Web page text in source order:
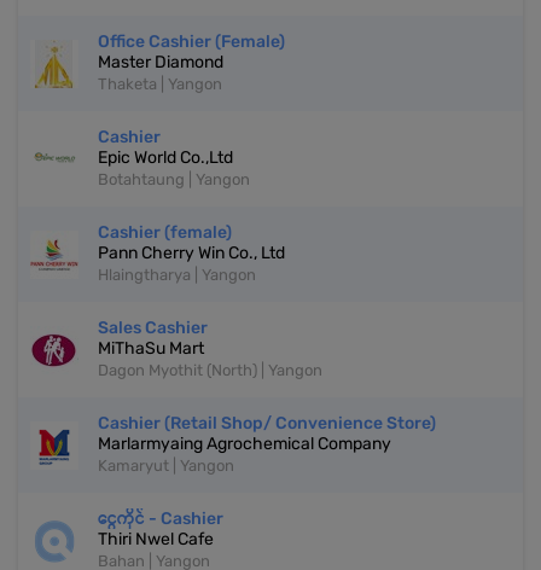
Office Cashier (Female)
Master Diamond
Thaketa | Yangon
Cashier
Epic World Co.,Ltd
Botahtaung | Yangon
Cashier (female)
Pann Cherry Win Co., Ltd
Hlaingtharya | Yangon
Sales Cashier
MiThaSu Mart
Dagon Myothit (North) | Yangon
Cashier (Retail Shop/ Convenience Store)
Marlarmyaing Agrochemical Company
Kamaryut | Yangon
ငွေကိုင် - Cashier
Thiri Nwel Cafe
Bahan | Yangon